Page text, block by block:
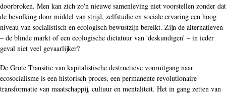
doorbroken. Men kan zich zo'n nieuwe samenleving niet voorstellen zonder dat
de bevolking door middel van strijd, zelfstudie en sociale ervaring een hoog
niveau van socialistisch en ecologisch bewustzijn bereikt. Zijn de alternatieven
– de blinde markt of een ecologische dictatuur van 'deskundigen' – in ieder
geval niet veel gevaarlijker?
De Grote Transitie van kapitalistische destructieve vooruitgang naar
ecosocialisme is een historisch proces, een permanente revolutionaire
transformatie van maatschappij, cultuur en mentaliteit. Het in gang zetten van